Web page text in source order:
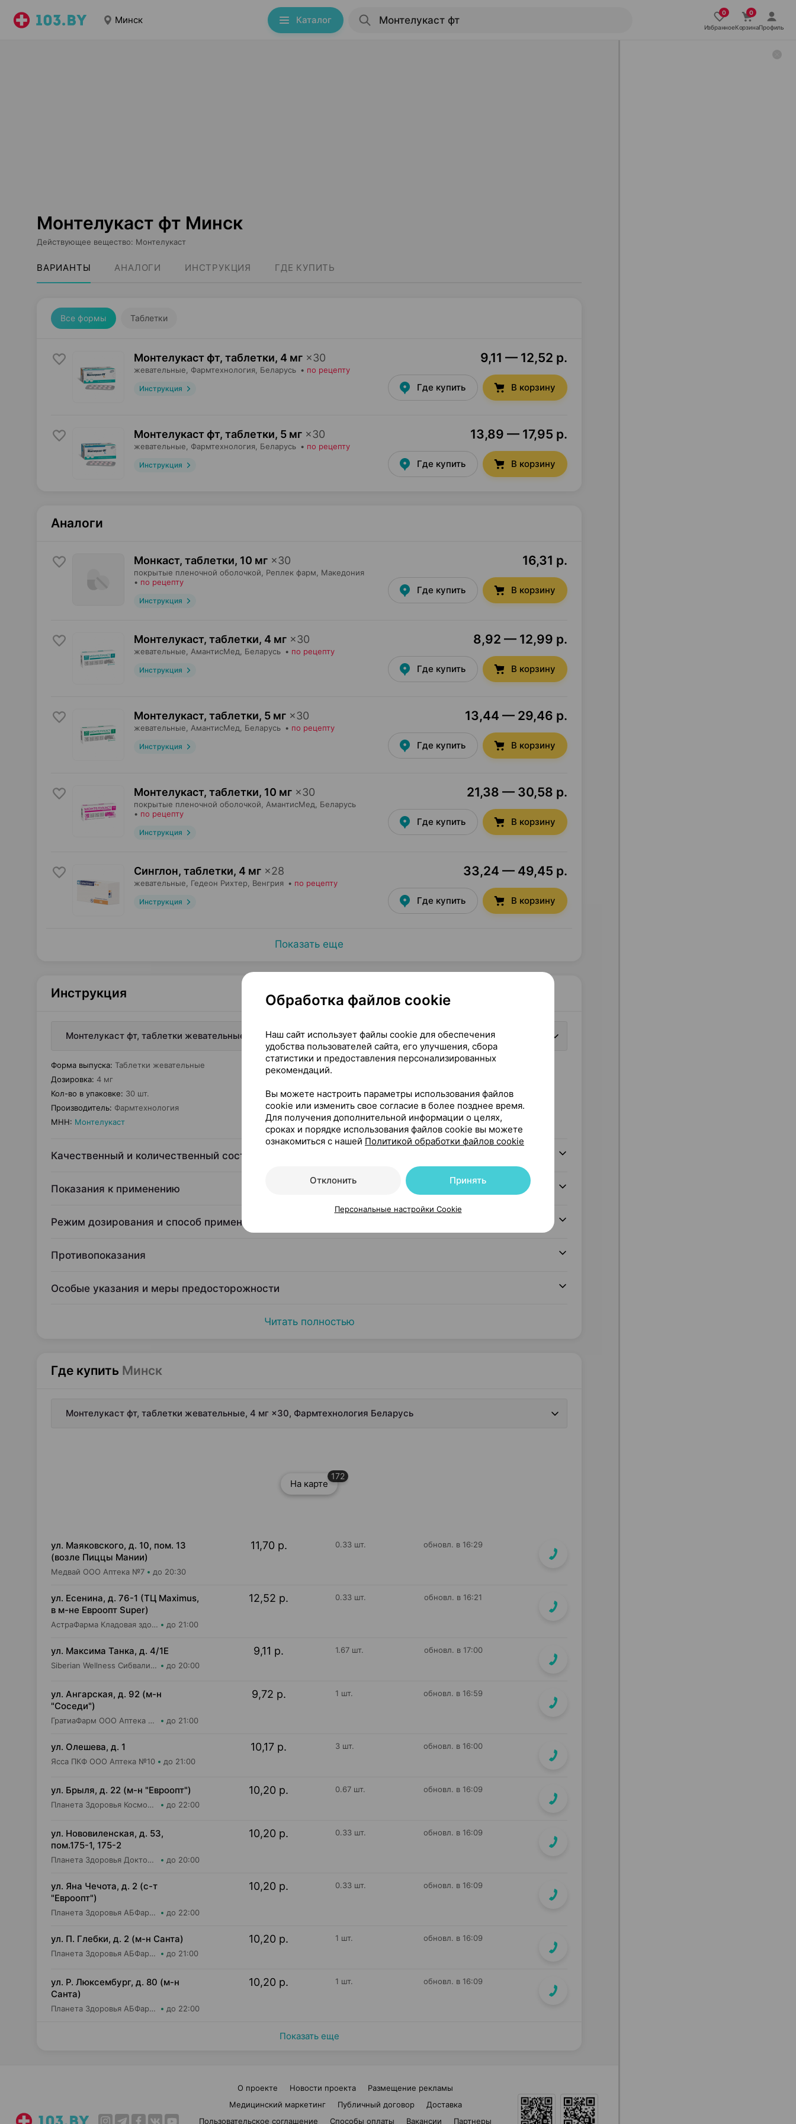
Минск Каталог
ИзбранноеКорзинаПрофиль
Монтелукаст фт Минск
Действующее вещество: Монтелукаст
ВАРИАНТЫ АНАЛОГИ ИНСТРУКЦИЯ ГДЕ КУПИТЬ
Все формы Таблетки
Монтелукаст фт, таблетки, 4 мг ×30
жевательные, Фармтехнология , Беларусь • по рецепту
Инструкция
9,11 — 12,52 р.
Где купить В корзину
Монтелукаст фт, таблетки, 5 мг ×30
жевательные, Фармтехнология , Беларусь • по рецепту
Инструкция
13,89 — 17,95 р.
Где купить В корзину
Аналоги
Монкаст, таблетки, 10 мг ×30
покрытые пленочной оболочкой, Реплек фарм , Македония
• по рецепту
Инструкция
16,31 р.
Где купить В корзину
Монтелукаст, таблетки, 4 мг ×30
жевательные, АмантисМед , Беларусь • по рецепту
Инструкция
8,92 — 12,99 р.
Где купить В корзину
Монтелукаст, таблетки, 5 мг ×30
жевательные, АмантисМед , Беларусь • по рецепту
Инструкция
13,44 — 29,46 р.
Где купить В корзину
Монтелукаст, таблетки, 10 мг ×30
покрытые пленочной оболочкой, АмантисМед , Беларусь
• по рецепту
Инструкция
21,38 — 30,58 р.
Где купить В корзину
Синглон, таблетки, 4 мг ×28
жевательные, Гедеон Рихтер , Венгрия • по рецепту
Инструкция
33,24 — 49,45 р.
Где купить В корзину
Показать еще
Инструкция
Монтелукаст фт, таблетки жевательные, 4 мг ×30, Фармтехнология Беларусь
Форма выпуска: Таблетки жевательные
Дозировка: 4 мг
Кол-во в упаковке: 30 шт.
Производитель: Фармтехнология
МНН: Монтелукаст
Качественный и количественный состав
Показания к применению
Режим дозирования и способ применения
Противопоказания
Особые указания и меры предосторожности
Читать полностью
Где купить Минск
Монтелукаст фт, таблетки жевательные, 4 мг ×30, Фармтехнология Беларусь
На карте
172
ул. Маяковского, д. 10, пом. 13
(возле Пиццы Мании)
Медвай ООО Аптека №7 до 20:30
11,70 р. 0.33 шт. обновл. в 16:29
ул. Есенина, д. 76-1 (ТЦ Maximus,
в м-не Евроопт Super)
АстраФарма Кладовая здоровья ООО Аптека №9 до 21:00
12,52 р. 0.33 шт. обновл. в 16:21
ул. Максима Танка, д. 4/1Е
Siberian Wellness Сибвалио-Бел ИООО Аптека №1 до 20:00
9,11 р. 1.67 шт. обновл. в 17:00
ул. Ангарская, д. 92 (м-н
"Соседи")
ГратиаФарм ООО Аптека №8 до 21:00
9,72 р. 1 шт. обновл. в 16:59
ул. Олешева, д. 1
Ясса ПКФ ООО Аптека №10 до 21:00
10,17 р. 3 шт. обновл. в 16:00
ул. Брыля, д. 22 (м-н "Евроопт")
Планета Здоровья КосмоФарма ООО Аптека №6 до 22:00
10,20 р. 0.67 шт. обновл. в 16:09
ул. Нововиленская, д. 53,
пом.175-1, 175-2
Планета Здоровья Доктор Таир ООО Аптека №5 до 20:00
10,20 р. 0.33 шт. обновл. в 16:09
ул. Яна Чечота, д. 2 (с-т
"Евроопт")
Планета Здоровья АБФармация ИООО Аптека №26 до 22:00
10,20 р. 0.33 шт. обновл. в 16:09
ул. П. Глебки, д. 2 (м-н Санта)
Планета Здоровья АБФармация ИООО Аптека №14 до 21:00
10,20 р. 1 шт. обновл. в 16:09
ул. Р. Люксембург, д. 80 (м-н
Санта)
Планета Здоровья АБФармация ИООО Аптека №7 до 22:00
10,20 р. 1 шт. обновл. в 16:09
Показать еще
О проекте Новости проекта
Размещение рекламы
Медицинский маркетинг
Публичный договор
Доставка
Пользовательское соглашение
Способы оплаты Вакансии Партнеры
Обработка файлов cookie
Наш сайт использует файлы cookie для обеспечения
удобства пользователей сайта, его улучшения, сбора
статистики и предоставления персонализированных
рекомендаций.
Вы можете настроить параметры использования файлов
cookie или изменить свое согласие в более позднее время.
Для получения дополнительной информации о целях,
сроках и порядке использования файлов cookie вы можете
ознакомиться с нашей Политикой обработки файлов cookie
Отклонить Принять
Персональные настройки Cookie